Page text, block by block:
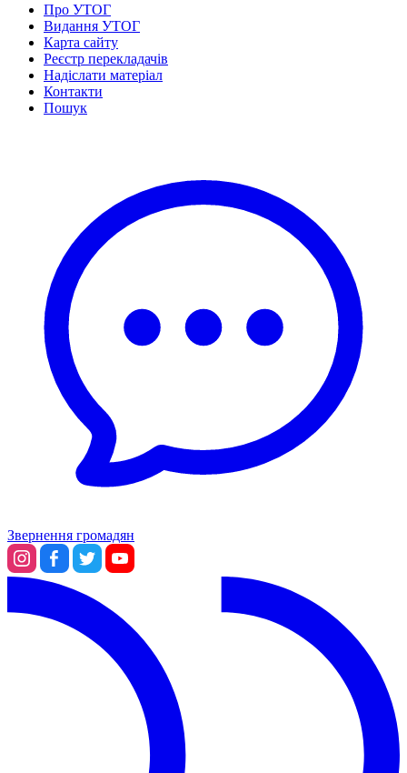
Про УТОГ
Видання УТОГ
Карта сайту
Реєстр перекладачів
Надіслати матеріал
Контакти
Пошук
Звернення громадян